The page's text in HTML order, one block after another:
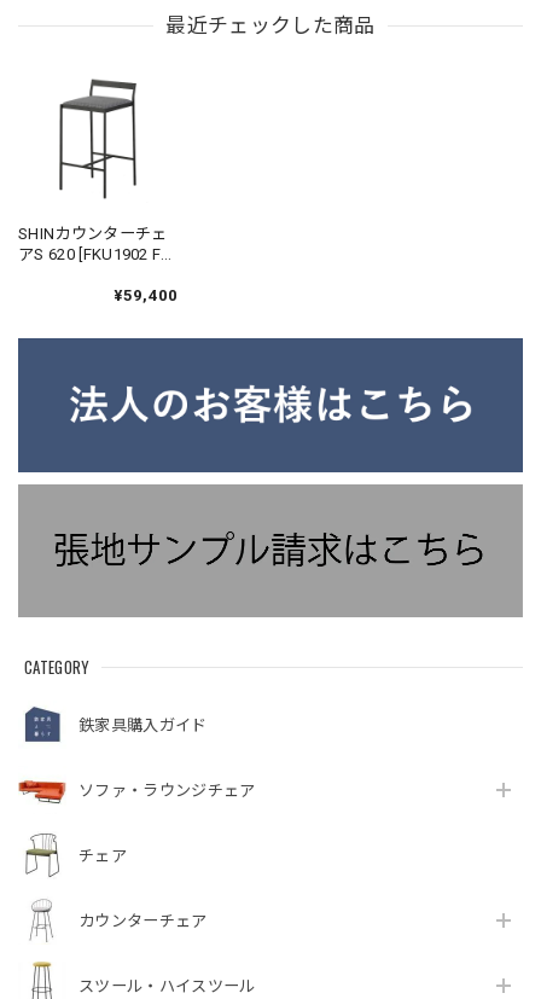
CATEGORY
鉄家具購入ガイド
ソファ・ラウンジチェア
チェア
カウンターチェア
スツール・ハイスツール
鉄家具 国産家具
イアンチェア 鉄家具
イアンチェア 鉄家具
最近チェックした商品
SHINカウンターチェ
アS 620 [FKU1902 FB-
アン カウンタースツ
¥59,400